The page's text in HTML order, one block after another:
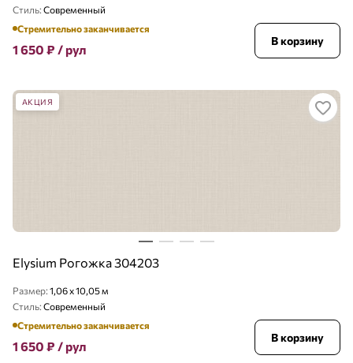
Стиль: Современный
Стремительно заканчивается
1 650 ₽ / рул
В корзину
АКЦИЯ
Elysium Рогожка 304203
Размер: 1,06 x 10,05 м
Стиль: Современный
Стремительно заканчивается
1 650 ₽ / рул
В корзину